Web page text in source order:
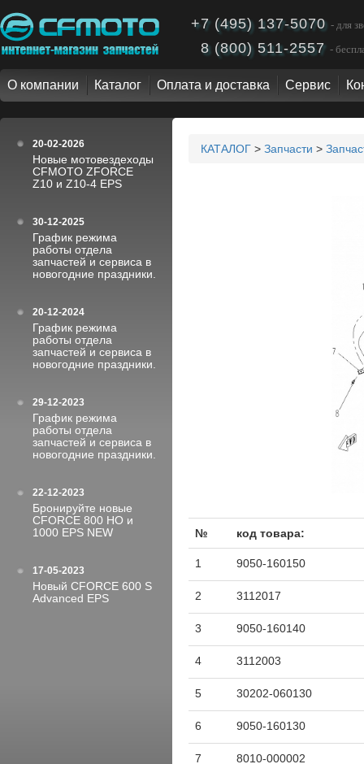
+7 (495) 137-5070 - для
8 (800) 511-2557 -
О компании Каталог Оплата и доставка Сервис
20-02-2026
Новые мотовездеходы
CFMOTO ZFORCE
Z10 и Z10-4 EPS
30-12-2025
График режима
работы отдела
запчастей и сервиса в
новогодние праздники.
20-12-2024
График режима
работы отдела
запчастей и сервиса в
новогодние праздники.
29-12-2023
График режима
работы отдела
запчастей и сервиса в
новогодние праздники.
22-12-2023
Бронируйте новые
CFORCE 800 HO и
1000 EPS NEW
17-05-2023
Новый CFORCE 600 S
Advanced EPS
КАТАЛОГ > Запчасти >
№ код товара:
1 9050-160150
2 3112017
3 9050-160140
4 3112003
5 30202-060130
6 9050-160130
7 8010-000002